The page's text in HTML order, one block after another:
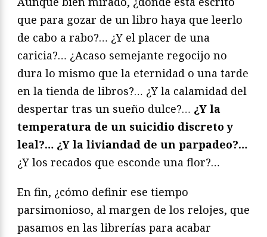
que para gozar de un libro haya que leerlo
de cabo a rabo?… ¿Y el placer de una
caricia?… ¿Acaso semejante regocijo no
dura lo mismo que la eternidad o una tarde
en la tienda de libros?… ¿Y la calamidad del
despertar tras un sueño dulce?… ¿Y la
temperatura de un suicidio discreto y
leal?… ¿Y la liviandad de un parpadeo?…
¿Y los recados que esconde una flor?…
En fin, ¿cómo definir ese tiempo
parsimonioso, al margen de los relojes, que
pasamos en las librerías para acabar